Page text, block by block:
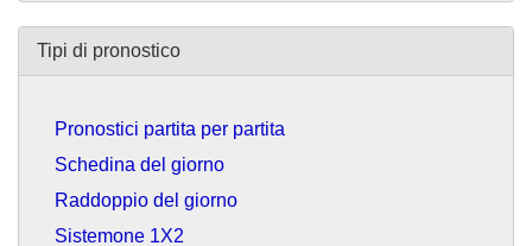
Tipi di pronostico
Pronostici partita per partita
Schedina del giorno
Raddoppio del giorno
Sistemone 1X2